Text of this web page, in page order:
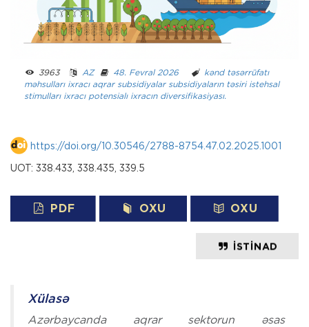
3963 ­ ­ AZ­ ­ 48. Fevral 2026­ ­­ ­
kənd təsərrüfatı
məhsulları ixracı aqrar subsidiyalar subsidiyaların təsiri istehsal
stimulları ixracı potensialı ixracın diversifikasiyası.
https://doi.org/10.30546/2788-8754.47.02.2025.1001
UOT: 338.433, 338.435, 339.5
PDF OXU OXU
İSTINAD
Xülasə
Azərbaycanda aqrar sektorun əsas